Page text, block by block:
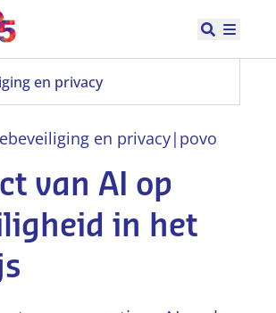
Open
en privacy
en privacy| povo
van AI op
in het